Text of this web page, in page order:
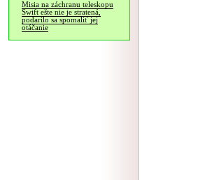
Misia na záchranu teleskopu
Swift ešte nie je stratená,
podarilo sa spomaliť jej
otáčanie